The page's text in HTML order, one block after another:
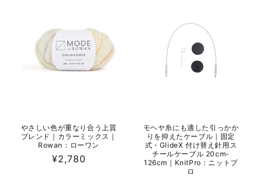
やさしい色が重なり合う上質
ブレンド｜カラーミックス｜
Rowan：ローワン
通
¥2,780
モヘヤ糸にも適した引っかか
りを抑えたケーブル｜固定
式・GlideX 付け替え針用ス
チールケーブル 20cm-
126cm｜KnitPro：ニットプ
ロ